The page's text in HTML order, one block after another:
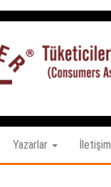
Derneği
Yazarlar İletişim